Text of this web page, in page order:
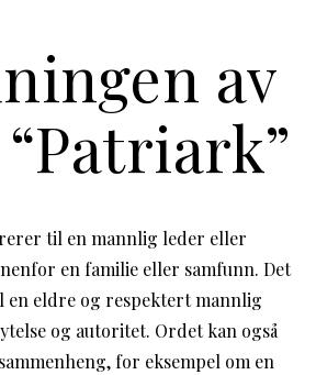
av
til en mannlig leder eller
en familie eller samfunn. Det
en eldre og respektert mannlig
og autoritet. Ordet kan også
for eksempel om en